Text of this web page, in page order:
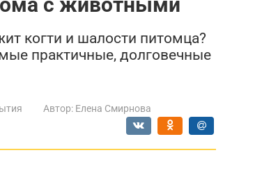
когти и шалости питомца?
практичные, долговечные
Автор: Елена Смирнова